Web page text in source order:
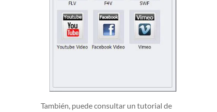
También, puede consultar un tutorial de